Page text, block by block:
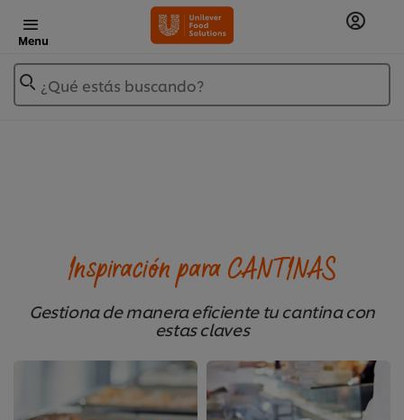
Menu
¿Qué estás buscando?
Inspiración para CANTINAS
Gestiona de manera eficiente tu cantina con
estas claves